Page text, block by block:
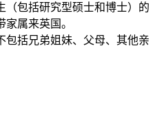
（包括研究型硕士和博士）的
属来英国。
包括兄弟姐妹、父母、其他亲